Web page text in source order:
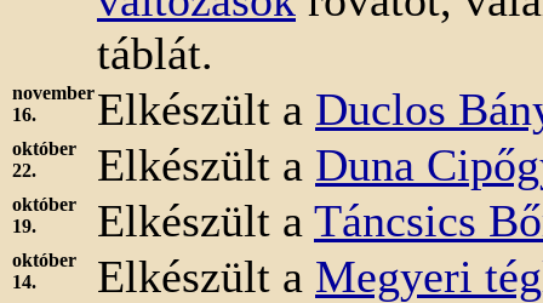
táblát.
november
16.
Elkészült a Duclos
október
22.
Elkészült a Duna
október
19.
Elkészült a Táncsics
október
14.
Elkészült a Megyeri